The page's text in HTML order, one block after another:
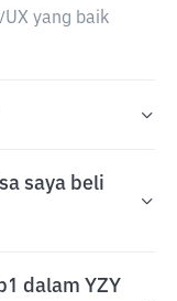
yang baik
saya beli
dalam YZY